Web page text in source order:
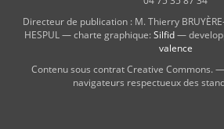
Directeur de publication : M. Thierry
HESPUL — charte graphique:Silfid—
valence
Contenu sous contrat Creative Commons.
navigateurs respectueux des